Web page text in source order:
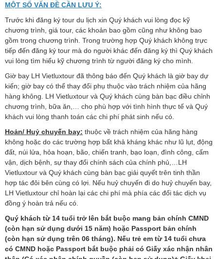
MỘT SỐ VẤN ĐỀ CẦN LƯU Ý:
Trước khi đăng ký tour du lịch xin Quý khách vui lòng đọc kỹ
chương trình, giá tour, các khoản bao gồm cũng như không bao
gồm trong chương trình. Trong trường hợp Quý khách không trực
tiếp đến đăng ký tour mà do người khác đến đăng ký thì Quý khách
vui lòng tìm hiểu kỹ chương trình từ người đăng ký cho mình.
Giờ bay LH Vietluxtour đã thông báo đến Quý khách là giờ bay dự
kiến; giờ bay có thể thay đổi phụ thuộc vào trách nhiệm của hãng
hàng không. LH Vietluxtour và Quý khách cùng bàn bạc điều chỉnh
chương trình, bữa ăn,… cho phù hợp với tình hình thực tế và Quý
khách vui lòng thanh toán các chi phí phát sinh nếu có.
Hoản/ Huỷ chuyến bay: thuộc về trách nhiệm của hãng hàng
không hoặc do các trường hợp bất khả kháng khác như lũ lụt, động
đất, núi lửa, hỏa hoạn, bão, chiến tranh, bạo loạn, đình công, cấm
vận, dịch bệnh, sự thay đổi chính sách của chính phủ,…LH
Vietluxtour và Quý khách cùng bàn bạc giải quyết trên tinh thần
hợp tác đôi bên cùng có lợi. Nếu huỷ chuyến đi do huỷ chuyến bay,
LH Vietluxtour chỉ hoàn lại các chi phí mà phía các đối tác dịch vụ
đồng ý hoàn trả nếu có.
Quý khách từ 14 tuổi trở lên bắt buộc mang bản chính CMND
(còn hạn sử dụng dưới 15 năm) hoặc Passport bản chính
(còn hạn sử dụng trên 06 tháng). Nếu trẻ em từ 14 tuổi chưa
có CMND hoặc Passport bắt buộc phải có Giấy xác nhận nhân